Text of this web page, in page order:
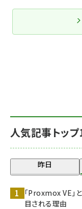
人気記事トッ
昨日
「Proxmox VE」
目される理由